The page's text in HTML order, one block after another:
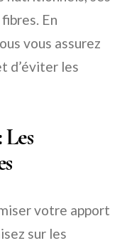
En
vous assurez
d’éviter les
votre apport
sur les